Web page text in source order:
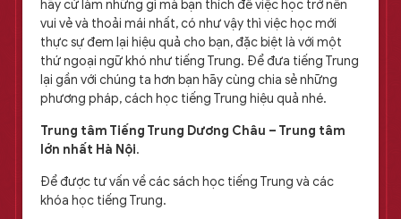
hãy cứ làm những gì mà bạn thích để việc học trở nên
vui vẻ và thoải mái nhất, có như vậy thì việc học mới
thực sự đem lại hiệu quả cho bạn, đặc biệt là với một
thứ ngoại ngữ khó như tiếng Trung. Để đưa tiếng Trung
lại gần với chúng ta hơn bạn hãy cùng chia sẻ những
phương pháp, cách học tiếng Trung hiệu quả nhé.
Trung tâm Tiếng Trung Dương Châu – Trung tâm
lớn nhất Hà Nội.
Để được tư vấn về các sách học tiếng Trung và các
khóa học tiếng Trung.